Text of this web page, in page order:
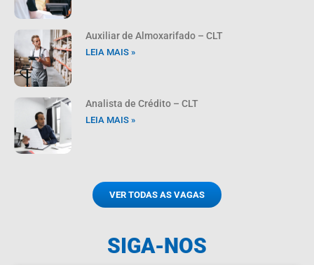
Auxiliar de Almoxarifado – CLT
LEIA MAIS »
Analista de Crédito – CLT
LEIA MAIS »
VER TODAS AS VAGAS
SIGA-NOS